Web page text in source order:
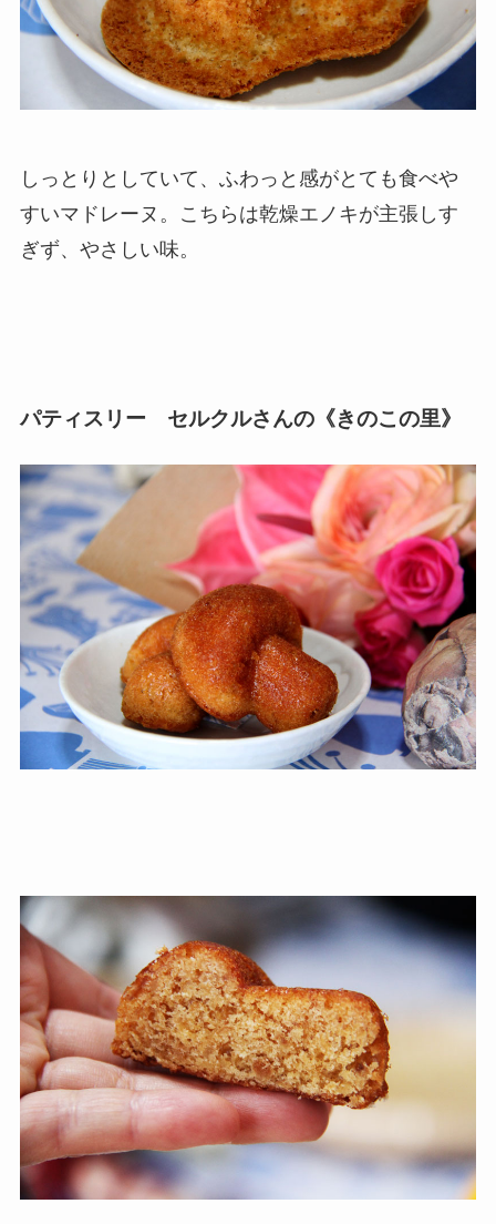
しっとりとしていて、ふわっと感がとても食べや
すいマドレーヌ。こちらは乾燥エノキが主張しす
ぎず、やさしい味。
パティスリー セルクルさんの《きのこの里》